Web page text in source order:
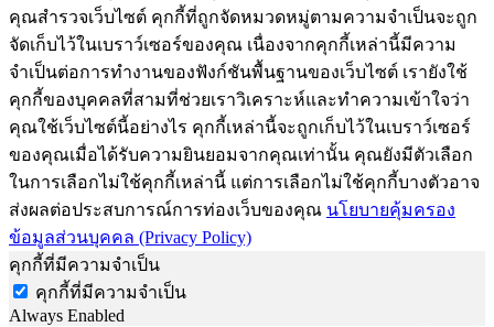
คุณสำรวจเว็บไซต์ คุกกี้ที่ถูกจัดหมวดหมู่ตามความจำเป็นจะถูก
จัดเก็บไว้ในเบราว์เซอร์ของคุณ เนื่องจากคุกกี้เหล่านี้มีความ
จำเป็นต่อการทำงานของฟังก์ชันพื้นฐานของเว็บไซต์ เรายังใช้
คุกกี้ของบุคคลที่สามที่ช่วยเราวิเคราะห์และทำความเข้าใจว่า
คุณใช้เว็บไซต์นี้อย่างไร คุกกี้เหล่านี้จะถูกเก็บไว้ในเบราว์เซอร์
ของคุณเมื่อได้รับความยินยอมจากคุณเท่านั้น คุณยังมีตัวเลือก
ในการเลือกไม่ใช้คุกกี้เหล่านี้ แต่การเลือกไม่ใช้คุกกี้บางตัวอาจ
ส่งผลต่อประสบการณ์การท่องเว็บของคุณ นโยบายคุ้มครอง
ข้อมูลส่วนบุคคล (Privacy Policy)
คุกกี้ที่มีความจำเป็น
คุกกี้ที่มีความจำเป็น
Always Enabled